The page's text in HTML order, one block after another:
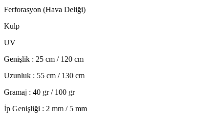
Ferforasyon (Hava Deliği)
Kulp
UV
Genişlik : 25 cm / 120 cm
Uzunluk : 55 cm / 130 cm
Gramaj : 40 gr / 100 gr
İp Genişliği : 2 mm / 5 mm